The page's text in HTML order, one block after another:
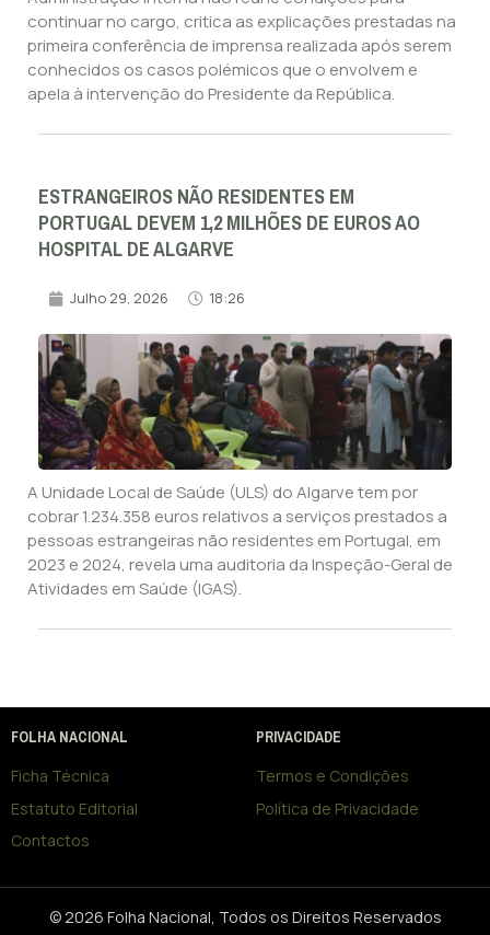
continuar no cargo, critica as explicações prestadas na
primeira conferência de imprensa realizada após serem
conhecidos os casos polémicos que o envolvem e
apela à intervenção do Presidente da República.
ESTRANGEIROS NÃO RESIDENTES EM
PORTUGAL DEVEM 1,2 MILHÕES DE EUROS AO
HOSPITAL DE ALGARVE
Julho 29, 2026 18:26
A Unidade Local de Saúde (ULS) do Algarve tem por
cobrar 1.234.358 euros relativos a serviços prestados a
pessoas estrangeiras não residentes em Portugal, em
2023 e 2024, revela uma auditoria da Inspeção-Geral de
Atividades em Saúde (IGAS).
FOLHA NACIONAL
Ficha Técnica
Estatuto Editorial
Contactos
PRIVACIDADE
Termos e Condições
Política de Privacidade
© 2026 Folha Nacional, Todos os Direitos Reservados